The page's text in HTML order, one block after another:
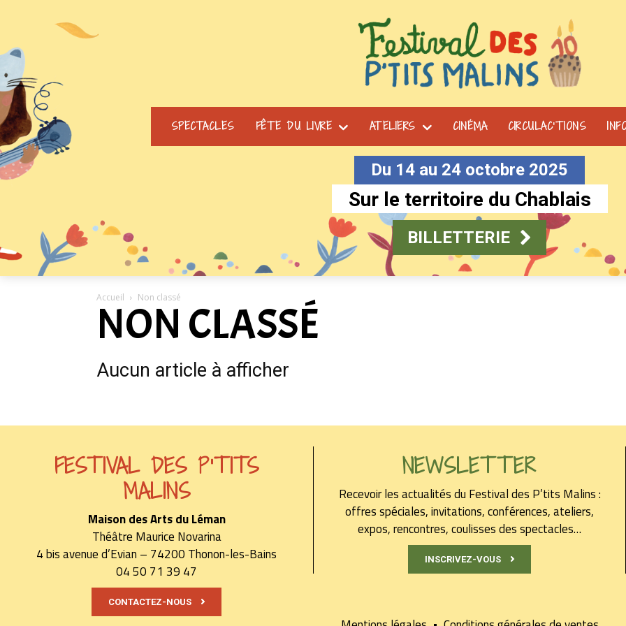
SPECTACLES FÊTE DU LIVRE ATELIERS CINÉMA CIRCULAC’TIONS
Du 14 au 24 octobre 2025
Sur le territoire du Chablais
BILLETTERIE
Accueil Non classé
NON CLASSÉ
Aucun article à afficher
FESTIVAL DES P'TITS
MALINS
Maison des Arts du Léman
Théâtre Maurice Novarina
4 bis avenue d’Evian – 74200 Thonon-les-Bains
04 50 71 39 47
CONTACTEZ-NOUS
NEWSLETTER
Recevoir les actualités du Festival des P’tits Malins :
offres spéciales, invitations, conférences, ateliers,
expos, rencontres, coulisses des spectacles…
INSCRIVEZ-VOUS